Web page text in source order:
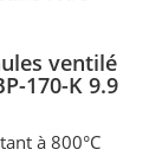
ventilé
170-K 9.9
à 800°C